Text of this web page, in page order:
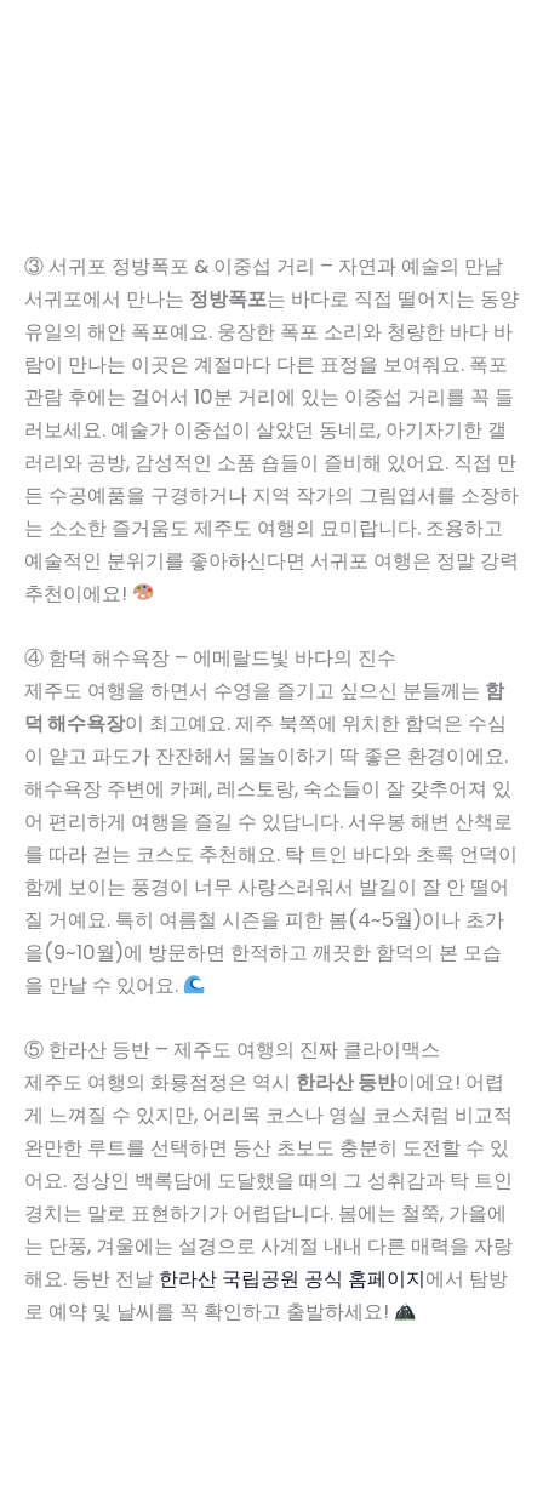
③ 서귀포 정방폭포 & 이중섭 거리 – 자연과 예술의 만남
서귀포에서 만나는 정방폭포는 바다로 직접 떨어지는 동양
유일의 해안 폭포예요. 웅장한 폭포 소리와 청량한 바다 바
람이 만나는 이곳은 계절마다 다른 표정을 보여줘요. 폭포
관람 후에는 걸어서 10분 거리에 있는 이중섭 거리를 꼭 들
러보세요. 예술가 이중섭이 살았던 동네로, 아기자기한 갤
러리와 공방, 감성적인 소품 숍들이 즐비해 있어요. 직접 만
든 수공예품을 구경하거나 지역 작가의 그림엽서를 소장하
는 소소한 즐거움도 제주도 여행의 묘미랍니다. 조용하고
예술적인 분위기를 좋아하신다면 서귀포 여행은 정말 강력
추천이에요!
④ 함덕 해수욕장 – 에메랄드빛 바다의 진수
제주도 여행을 하면서 수영을 즐기고 싶으신 분들께는 함
덕 해수욕장이 최고예요. 제주 북쪽에 위치한 함덕은 수심
이 얕고 파도가 잔잔해서 물놀이하기 딱 좋은 환경이에요.
해수욕장 주변에 카페, 레스토랑, 숙소들이 잘 갖추어져 있
어 편리하게 여행을 즐길 수 있답니다. 서우봉 해변 산책로
를 따라 걷는 코스도 추천해요. 탁 트인 바다와 초록 언덕이
함께 보이는 풍경이 너무 사랑스러워서 발길이 잘 안 떨어
질 거예요. 특히 여름철 시즌을 피한 봄(4~5월)이나 초가
을(9~10월)에 방문하면 한적하고 깨끗한 함덕의 본 모습
을 만날 수 있어요.
⑤ 한라산 등반 – 제주도 여행의 진짜 클라이맥스
제주도 여행의 화룡점정은 역시 한라산 등반이에요! 어렵
게 느껴질 수 있지만, 어리목 코스나 영실 코스처럼 비교적
완만한 루트를 선택하면 등산 초보도 충분히 도전할 수 있
어요. 정상인 백록담에 도달했을 때의 그 성취감과 탁 트인
경치는 말로 표현하기가 어렵답니다. 봄에는 철쭉, 가을에
는 단풍, 겨울에는 설경으로 사계절 내내 다른 매력을 자랑
해요. 등반 전날 한라산 국립공원 공식 홈페이지에서 탐방
로 예약 및 날씨를 꼭 확인하고 출발하세요!